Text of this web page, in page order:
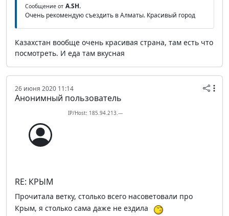
Сообщение от A.SH.
Очень рекомендую съездить в Алматы. Красивый город
Казахстан вообще очень красивая страна, там есть что
посмотреть. И еда там вкусная
26 июня 2020 11:14
Анонимный пользователь
IP/Host: 185.94.213.---
RE: КРЫМ
Прочитала ветку, столько всего насоветовали про
Крым, я столько сама даже не ездила